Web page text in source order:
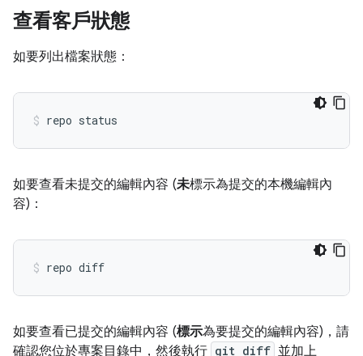
查看客戶狀態
如要列出檔案狀態：
如要查看未提交的編輯內容 (未標示為提交的本機編輯內
容)：
如要查看已提交的編輯內容 (標示為要提交的編輯內容)，請
確認您位於專案目錄中，然後執行 git diff 並加上